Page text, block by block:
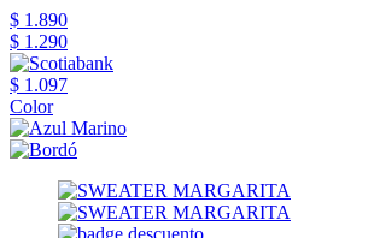
$ 1.890
$ 1.290
$ 1.097
Color